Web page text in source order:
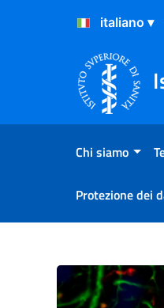
Salta al Contenuto
Salta al Footer
Chi siamo
Protezione dei